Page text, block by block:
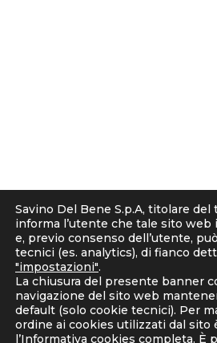
Informativa Candidati
Note Legali
Corporate Compliance
D. Lgs. 231/2001 e Organismo di Vigilanza
Codice Etico e Linee Guida
Whistleblowing
Strategia fiscale
Savino Del Bene S.p.A, titolare
informa l’utente che tale sito
e, previo consenso dell’utente,
tecnici (es. analytics), di fianco
"impostazioni".
La chiusura del presente banner
navigazione del sito web
default (solo cookie tecnici). Per
ordine ai cookies utilizzati dal sito
l’Informativa cookies completa. È